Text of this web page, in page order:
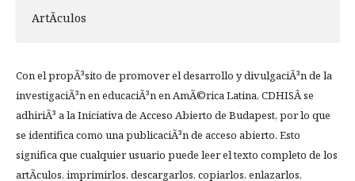
ArtÃ­culos
Con el propÃ³sito de promover el desarrollo y divulgaciÃ³n de la
investigaciÃ³n en educaciÃ³n en AmÃ©rica Latina, CDHISÂ se
adhiriÃ³ a la Iniciativa de Acceso Abierto de Budapest, por lo que
se identifica como una publicaciÃ³n de acceso abierto. Esto
significa que cualquier usuario puede leer el texto completo de los
artÃ­culos, imprimirlos, descargarlos, copiarlos, enlazarlos,